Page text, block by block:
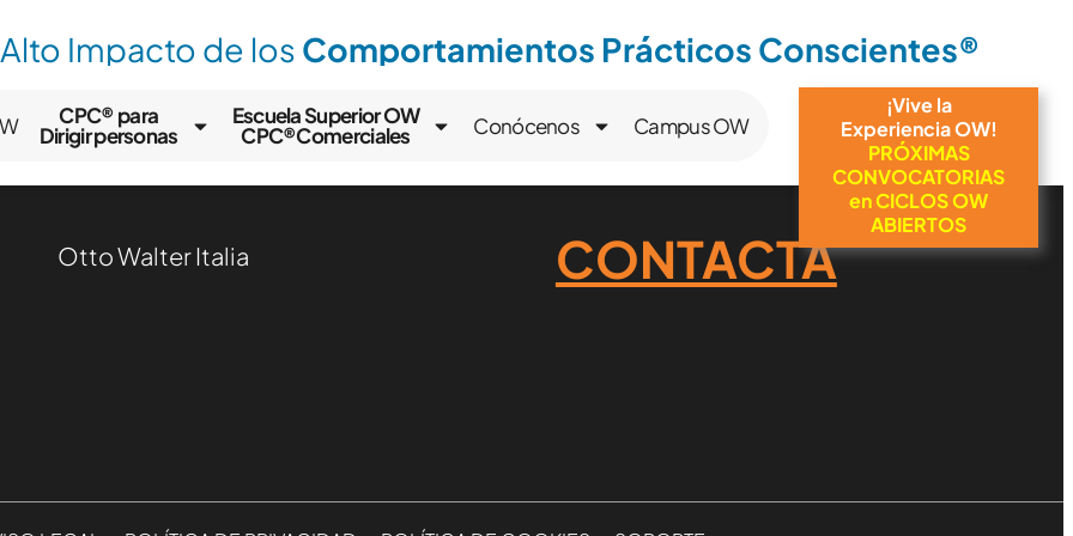
Impacto de los Comportamientos Prácticos Conscientes®
CPC® para
Dirigir personas
Escuela Superior OW
CPC®Comerciales Conócenos Campus OW
¡Vive la
Experiencia OW!
PRÓXIMAS
CONVOCATORIAS
en CICLOS OW
ABIERTOS
Otto Walter Italia CONTACTA